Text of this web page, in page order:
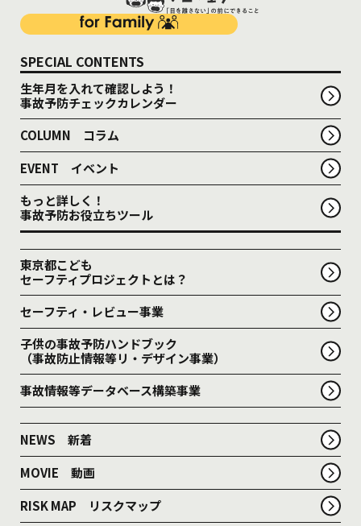
SPECIAL CONTENTS
生年月を入れて確認しよう！
事故予防チェックカレンダー
COLUMN コラム
EVENT イベント
もっと詳しく！
事故予防お役立ちツール
東京都こども
セーフティプロジェクトとは？
セーフティ・レビュー事業
子供の事故予防ハンドブック
（事故防止情報等リ・デザイン事業）
事故情報等データベース構築事業
NEWS 新着
MOVIE 動画
RISK MAP リスクマップ